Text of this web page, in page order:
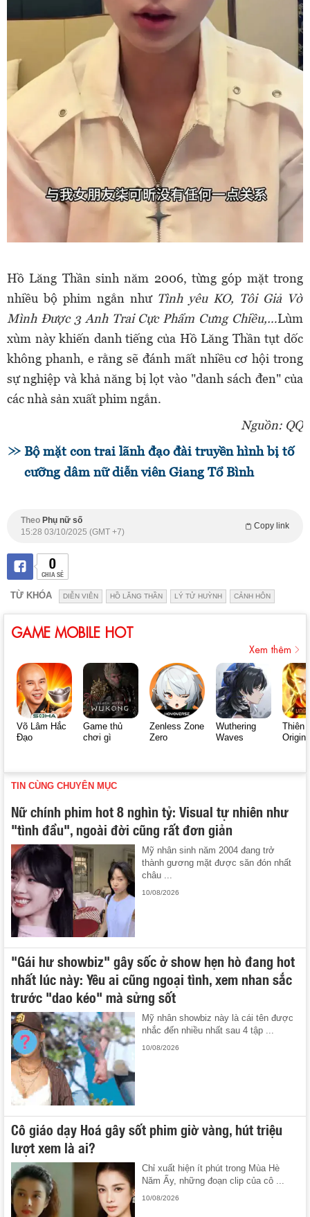
Hồ Lăng Thần sinh năm 2006, từng góp mặt trong
nhiều bộ phim ngắn nhưTình yêu KO, Tôi Giả Vờ
Mình Được 3 Anh Trai Cực Phẩm Cưng Chiều,…Lùm
xùm này khiến danh tiếng của Hồ Lăng Thần tụt dốc
không phanh, e rằng sẽ đánh mất nhiều cơ hội trong
sự nghiệp và khả năng bị lọt vào "danh sách đen" của
các nhà sản xuất phim ngắn.
Nguồn: QQ
Bộ mặt con trai lãnh đạo đài truyền hình bị tố
cưỡng dâm nữ diễn viên Giang Tổ Bình
Theo Phụ nữ số
Copy link
15:28 03/10/2025 (GMT +7)
0
CHIA SẺ
TỪ KHÓA DIỄN VIÊN HỒ LĂNG THẦN LÝ TỬ HUỲNH CẢNH HÔN
GAME MOBILE HOT
Xem thêm
Võ Lâm Hắc
Đạo
Game thủ
chơi gì
Zenless Zone
Zero
Wuthering
Waves
Thiên
Origin
TIN CÙNG CHUYÊN MỤC
Nữ chính phim hot 8 nghìn tỷ: Visual tự nhiên như
"tình đầu", ngoài đời cũng rất đơn giản
Mỹ nhân sinh năm 2004 đang trở
thành gương mặt được săn đón nhất
châu ...
10/08/2026
"Gái hư showbiz" gây sốc ở show hẹn hò đang hot
nhất lúc này: Yêu ai cũng ngoại tình, xem nhan sắc
trước "dao kéo" mà sửng sốt
Mỹ nhân showbiz này là cái tên được
nhắc đến nhiều nhất sau 4 tập ...
10/08/2026
Cô giáo dạy Hoá gây sốt phim giờ vàng, hút triệu
lượt xem là ai?
Chỉ xuất hiện ít phút trong Mùa Hè
Năm Ấy, những đoạn clip của cô ...
10/08/2026